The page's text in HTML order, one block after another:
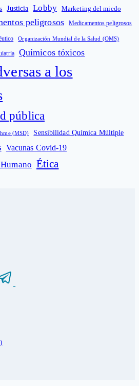
Justicia Lobby Marketing del miedo
peligrosos Medicamentos peligrosos
Organización Mundial de la Salud (OMS)
Químicos tóxicos
a los
pública
(MSD) Sensibilidad Química Múltiple
Vacunas Covid-19
Ética